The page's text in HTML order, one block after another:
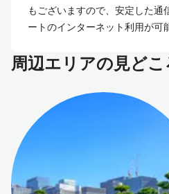
もございますので、安定した通
ートのインターネット利用が可
周辺エリアの見どこ